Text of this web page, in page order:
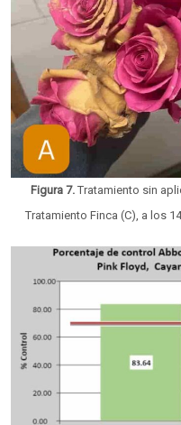
Figura 7. Tratamiento sin
Tratamiento Finca (C), a los